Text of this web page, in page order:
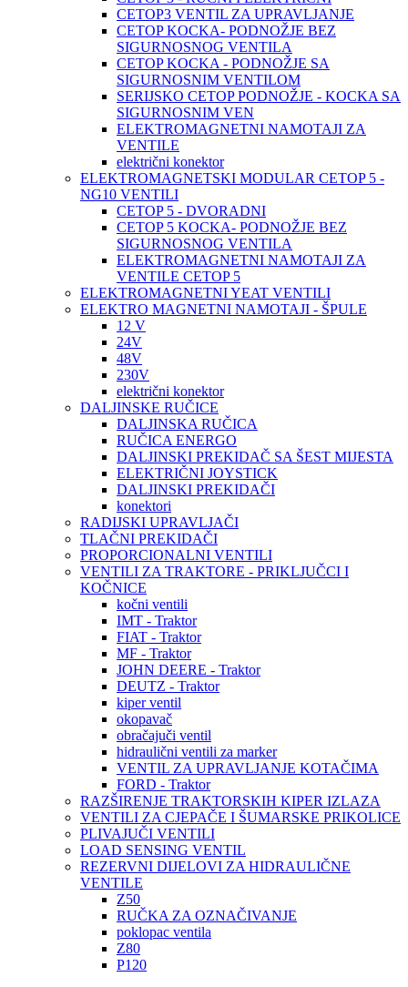
CETOP3 VENTIL ZA UPRAVLJANJE
CETOP KOCKA- PODNOŽJE BEZ
SIGURNOSNOG VENTILA
CETOP KOCKA - PODNOŽJE SA
SIGURNOSNIM VENTILOM
SERIJSKO CETOP PODNOŽJE - KOCKA SA
SIGURNOSNIM VEN
ELEKTROMAGNETNI NAMOTAJI ZA
VENTILE
električni konektor
ELEKTROMAGNETSKI MODULAR CETOP 5 -
NG10 VENTILI
CETOP 5 - DVORADNI
CETOP 5 KOCKA- PODNOŽJE BEZ
SIGURNOSNOG VENTILA
ELEKTROMAGNETNI NAMOTAJI ZA
VENTILE CETOP 5
ELEKTROMAGNETNI YEAT VENTILI
ELEKTRO MAGNETNI NAMOTAJI - ŠPULE
12 V
24V
48V
230V
električni konektor
DALJINSKE RUČICE
DALJINSKA RUČICA
RUČICA ENERGO
DALJINSKI PREKIDAČ SA ŠEST MIJESTA
ELEKTRIČNI JOYSTICK
DALJINSKI PREKIDAČI
konektori
RADIJSKI UPRAVLJAČI
TLAČNI PREKIDAČI
PROPORCIONALNI VENTILI
VENTILI ZA TRAKTORE - PRIKLJUČCI I
KOČNICE
kočni ventili
IMT - Traktor
FIAT - Traktor
MF - Traktor
JOHN DEERE - Traktor
DEUTZ - Traktor
kiper ventil
okopavač
obračajuči ventil
hidraulični ventili za marker
VENTIL ZA UPRAVLJANJE KOTAČIMA
FORD - Traktor
RAZŠIRENJE TRAKTORSKIH KIPER IZLAZA
VENTILI ZA CJEPAČE I ŠUMARSKE PRIKOLICE
PLIVAJUČI VENTILI
LOAD SENSING VENTIL
REZERVNI DIJELOVI ZA HIDRAULIČNE
VENTILE
Z50
RUČKA ZA OZNAČIVANJE
poklopac ventila
Z80
P120